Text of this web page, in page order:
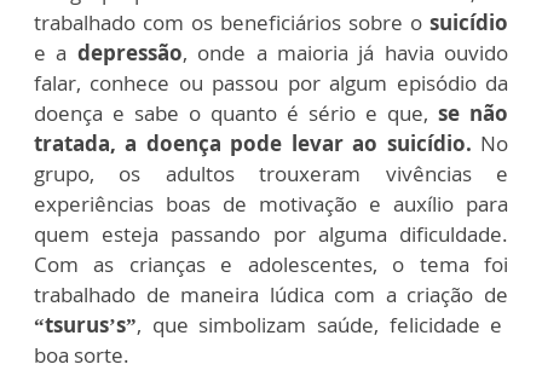
trabalhado com os beneficiários sobre o suicídio
e a depressão, onde a maioria já havia ouvido
falar, conhece ou passou por algum episódio da
doença e sabe o quanto é sério e que, se não
tratada, a doença pode levar ao suicídio. No
grupo, os adultos trouxeram vivências e
experiências boas de motivação e auxílio para
quem esteja passando por alguma dificuldade.
Com as crianças e adolescentes, o tema foi
trabalhado de maneira lúdica com a criação de
“tsurus’s”, que simbolizam saúde, felicidade e
boa sorte.